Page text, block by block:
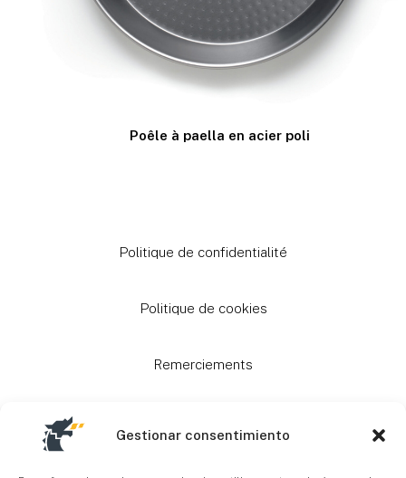
Gestionar consentimiento
Poêle à paella en acier poli
Politique de confidentialité
Politique de cookies
Remerciements